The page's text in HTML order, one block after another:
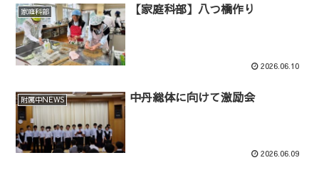
家庭科部 【家庭科部】八つ橋作り
2026.06.10
附属中NEWS 中丹総体に向けて激励会
2026.06.09